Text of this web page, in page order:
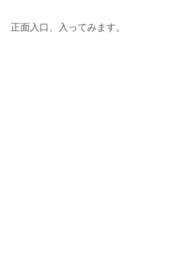
正面入口、入ってみます。